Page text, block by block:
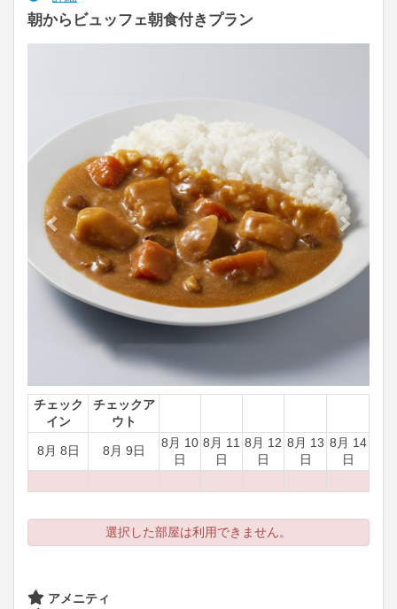
朝からビュッフェ朝食付きプラン
チェック
イン
チェックア
ウト
8月 8日 8月 9日
8月 10
日
8月 11
日
8月 12
日
8月 13
日
8月 14
日
選択した部屋は利用できません。
アメニティ